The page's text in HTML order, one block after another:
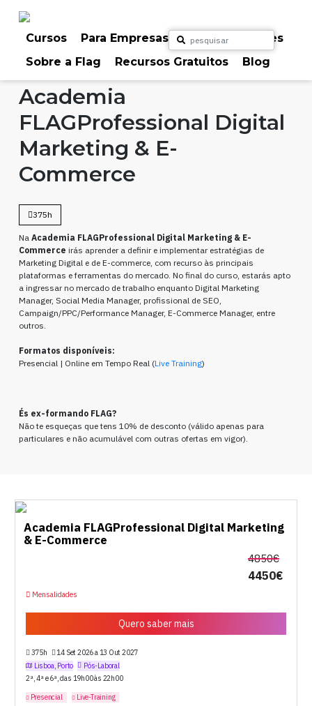
Cursos Para Empresas
Para Particulares
Sobre a Flag
Recursos Gratuitos Blog
Home Cursos Marketing & Comunicação
Academia
FLAGProfessional Digital
Marketing & E-
Commerce
375h
Na Academia FLAGProfessional Digital Marketing & E-
Commerce irás aprender a definir e implementar estratégias de
Marketing Digital e de E-commerce, com recurso às principais
plataformas e ferramentas do mercado. No final do curso, estarás apto
a ingressar no mercado de trabalho enquanto Digital Marketing
Manager, Social Media Manager, profissional de SEO,
Campaign/PPC/Performance Manager, E-Commerce Manager, entre
outros.
Formatos disponíveis:
Presencial | Online em Tempo Real (Live Training)
És ex-formando FLAG?
Não te esqueças que tens 10% de desconto (válido apenas para
particulares e não acumulável com outras ofertas em vigor).
Academia FLAGProfessional Digital Marketing
& E-Commerce
4850€
4450€
Mensalidades
Quero saber mais
375h
14 Set 2026 a 13 Out 2027
Lisboa, Porto
Pós-Laboral
2ª, 4ª e 6ª, das 19h00 às 22h00
Presencial Live-Training